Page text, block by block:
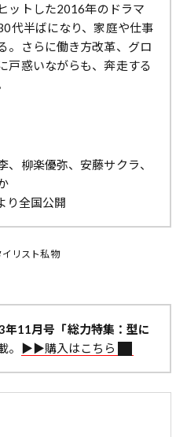
ットした2016年のドラマ
代半ばになり、家庭や仕事
。さらに働き方改革、グロ
戸惑いながらも、奔走する
、柳楽優弥、安藤サクラ、
り全国公開
リスト私物
11月号「総力特集：型に
。 ▶︎▶︎購入はこちら